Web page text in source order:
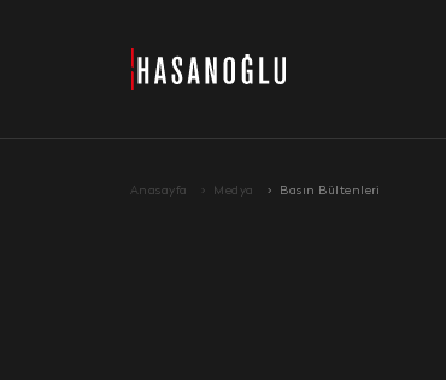
Anasayfa Medya Basın Bültenleri